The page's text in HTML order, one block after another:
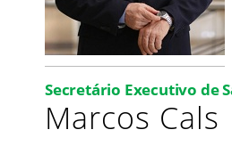
Secretário Executivo de
Marcos Cals